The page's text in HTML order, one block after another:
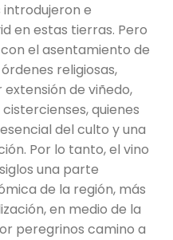
introdujeron e
en estas tierras. Pero
el asentamiento de
religiosas,
de viñedo,
quienes
del culto y una
Por lo tanto, el vino
una parte
de la región, más
en medio de la
peregrinos camino a